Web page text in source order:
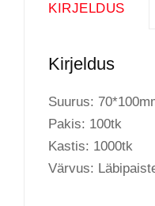
KIRJELDUS
Kirjeldus
Suurus:
Pakis: 100tk
Kastis: 1000tk
Värvus: